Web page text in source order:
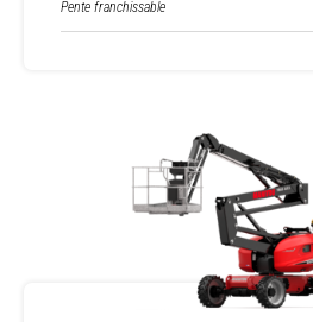
Pente franchissable